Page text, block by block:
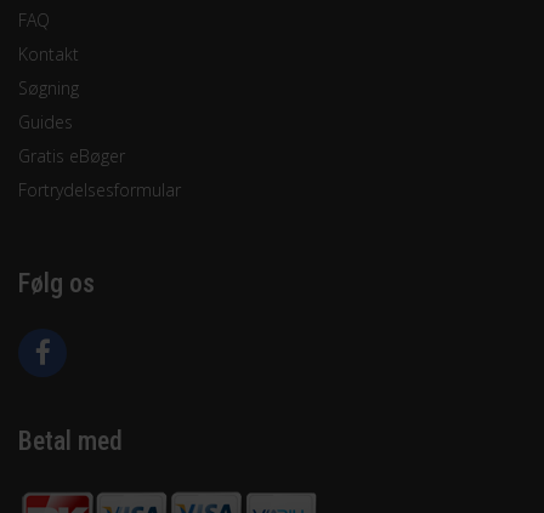
FAQ
Kontakt
Søgning
Guides
Gratis eBøger
Fortrydelsesformular
Følg os
Betal med